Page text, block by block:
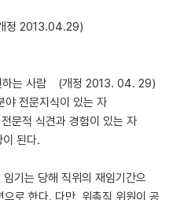
정 2013.04.29)
하는 사람 (개정 2013. 04. 29)
야 전문지식이 있는 자
문적 식견과 경험이 있는 자
된다.
기는 당해 직위의 재임기간으
로 한다. 다만, 위촉직 위원이 공